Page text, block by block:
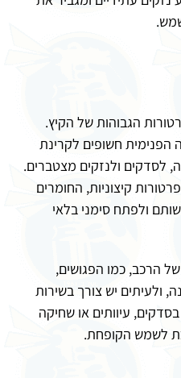
הגבוהות של הקיץ.
הפנימית חשופים לקרינת
לסדקים ולנזקים מצטברים.
קיצוניות, החומרים
ולפתח סימני בלאי
הרכב, כמו הפגושים,
ולעיתים יש צורך בשירות
עיוותים או שחיקה
לשמש הקופחת.